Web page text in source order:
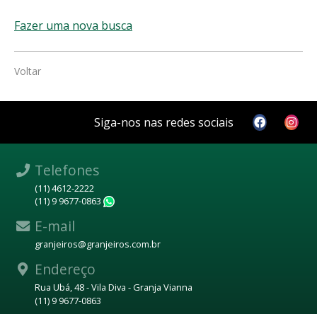
Fazer uma nova busca
Voltar
Siga-nos nas redes sociais
Telefones
(11) 4612-2222
(11) 9 9677-0863
E-mail
granjeiros@granjeiros.com.br
Endereço
Rua Ubá, 48 - Vila Diva - Granja Vianna
(11) 9 9677-0863